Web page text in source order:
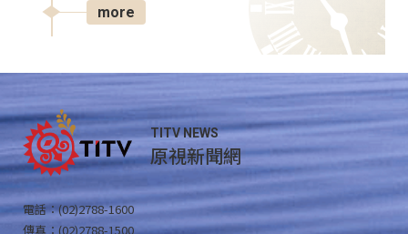
more
TITV NEWS
原視新聞網
電話：(02)2788-1600
傳真：(02)2788-1500